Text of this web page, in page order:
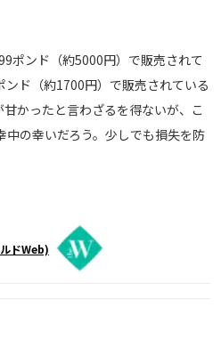
ポンド（約5000円）で販売されて
ド（約1700円）で販売されている
かったと言わざるを得ないが、こ
中の幸いだろう。少しでも損失を防
ドWeb)